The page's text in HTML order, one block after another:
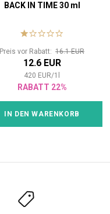
BACK IN TIME 30 ml
Preis vor Rabatt: 16.1 EUR
12.6 EUR
420 EUR/1
RABATT 22%
IN DEN WARENKORB